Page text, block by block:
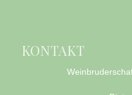
KONTAKT